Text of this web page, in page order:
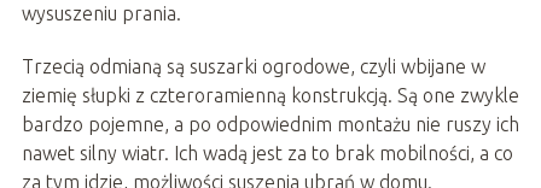
wysuszeniu prania.
Trzecią odmianą są suszarki ogrodowe, czyli wbijane w
ziemię słupki z czteroramienną konstrukcją. Są one zwykle
bardzo pojemne, a po odpowiednim montażu nie ruszy ich
nawet silny wiatr. Ich wadą jest za to brak mobilności, a co
za tym idzie, możliwości suszenia ubrań w domu.